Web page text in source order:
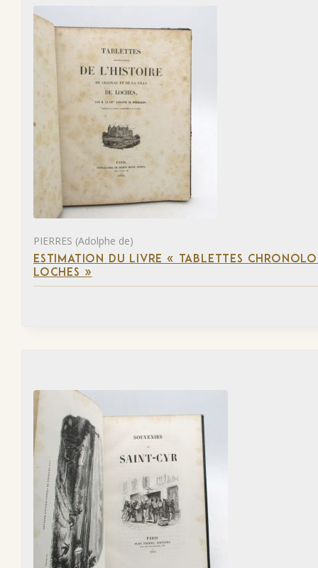
PIERRES (Adolphe de)
ESTIMATION DU LIVRE « TABLETTES
LOCHES »